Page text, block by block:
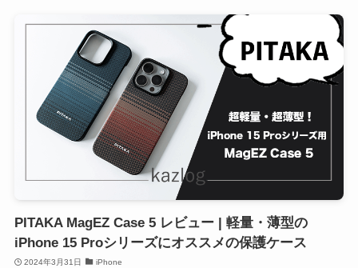
PITAKA MagEZ Case 5 レビュー | 軽量・薄型の
iPhone 15 Proシリーズにオススメの保護ケース
2024年3月31日 iPhone